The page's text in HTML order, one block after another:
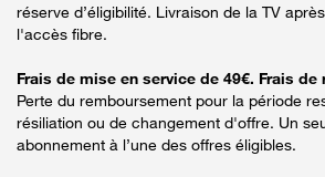
réserve d’éligibilité. Livraison de la TV
l'accès fibre.
Frais de mise en service de 49€. Frais
Perte du remboursement pour la période
résiliation ou de changement d'offre. Un
abonnement à l’une des offres éligibles.